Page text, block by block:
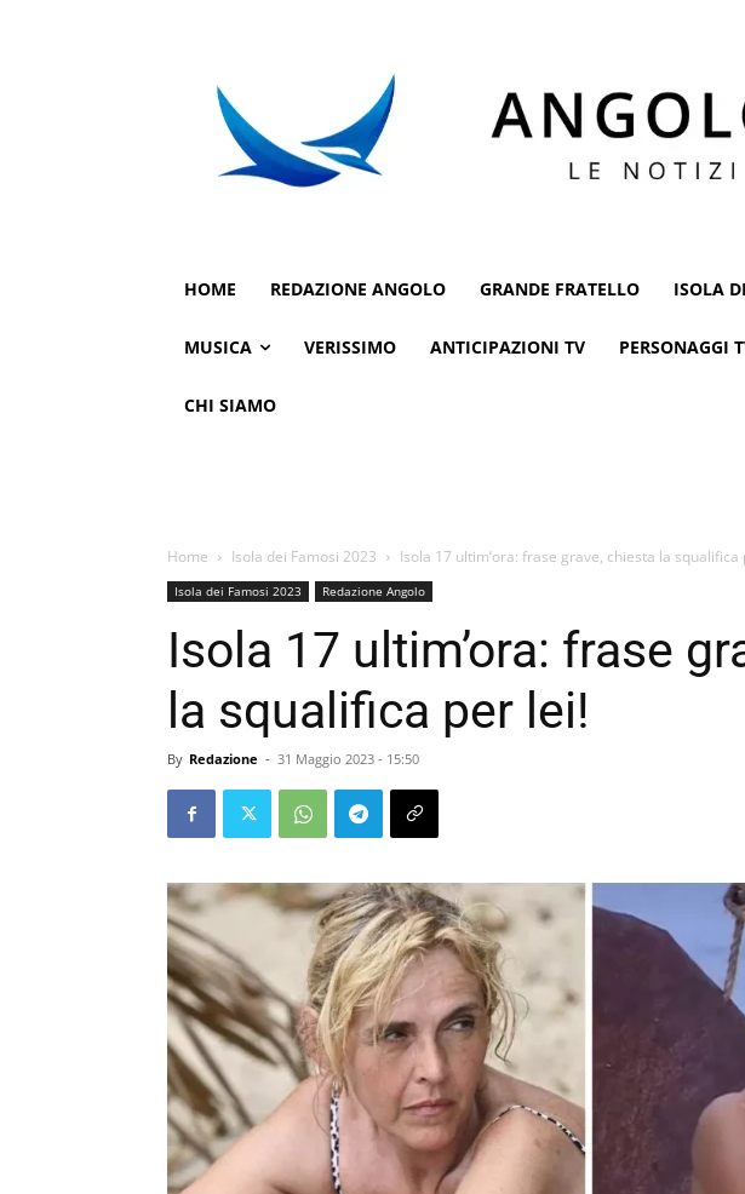
HOME REDAZIONE ANGOLO GRANDE FRATELLO ISOLA
MUSICA VERISSIMO ANTICIPAZIONI TV PERSONAGGI
CHI SIAMO
Home Isola dei Famosi 2023 Isola 17 ultim’ora: frase grave, chiesta la squalifica
Isola dei Famosi 2023 Redazione Angolo
Isola 17 ultim’ora: frase
la squalifica per lei!
By Redazione - 31 Maggio 2023 - 15:50